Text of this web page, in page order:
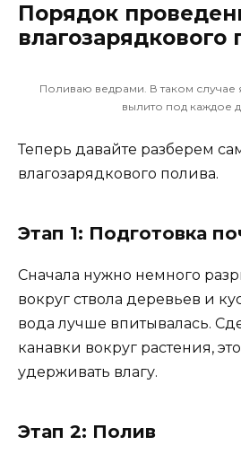
Порядок
влагозарядкового
Поливаю ведрами. В таком случае
вылито под каждое
Теперь давайте разберем
влагозарядкового полива.
Этап 1: Подготовка
Сначала нужно немного
вокруг ствола деревьев и
вода лучше впитывалась.
канавки вокруг растения,
удерживать влагу.
Этап 2: Полив